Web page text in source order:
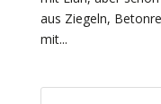
aus Ziegeln,
mit...